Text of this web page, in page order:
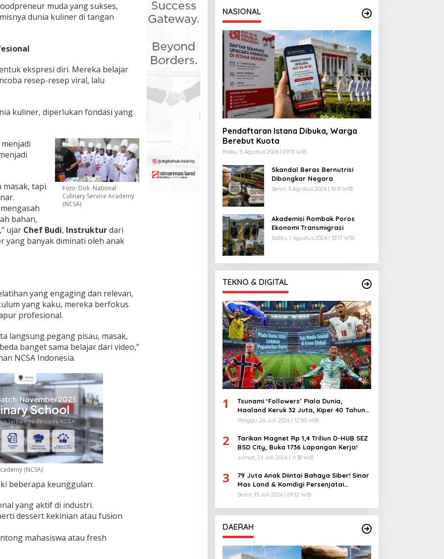
muda yang sukses,
dunia kuliner di tangan
ekspresi diri. Mereka belajar
resep-resep viral, lalu
kuliner, diperlukan fondasi yang
Foto: Dok. National
Culinary Service Academy
(NCSA)
masak, tapi
bahan,
ujar Chef Budi, Instrukturdari
yang banyak diminati oleh anak
yang engaging dan relevan,
yang kaku, mereka berfokus
profesional.
langsung pegang pisau, masak,
banget sama belajar dari video,”
NCSA Indonesia.
(NCSA)
beberapa keunggulan:
yang aktif di industri.
dessert kekinian atau fusion
mahasiswa atau fresh
NASIONAL
Pendaftaran Istana Dibuka, Warga
Berebut Kuota
Rabu, 5 Agustus 2026 | 09:13 WIB
Skandal Beras Bernutrisi
Dibongkar Negara
Senin, 3 Agustus 2026 | 10:11 WIB
Akademisi Rombak Poros
Ekonomi Transmigrasi
Sabtu, 1 Agustus 2026 | 10:17 WIB
TEKNO & DIGITAL
1
Tsunami ‘Followers’ Piala Dunia,
Haaland Keruk 32 Juta, Kiper 40 Tahun
Bikin Geger!
Minggu, 26 Juli 2026 | 12:50 WIB
2
Tarikan Magnet Rp 1,4 Triliun D-HUB SEZ
BSD City, Buka 1736 Lapangan Kerja!
Jumat, 24 Juli 2026 | 11:38 WIB
3
79 Juta Anak Diintai Bahaya Siber! Sinar
Mas Land & Komdigi Persenjatai
Ratusan Guru!
Senin, 13 Juli 2026 | 09:12 WIB
DAERAH